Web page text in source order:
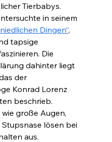
Tierbabys.
in seinem
Dingen“,
tapsige
Die
dahinter liegt
der
Konrad Lorenz
beschrieb.
große Augen,
lösen bei
aus.